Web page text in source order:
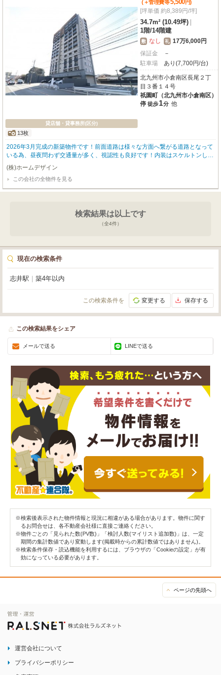
貸店舗・貸事務所(区分)
13枚
(＋管理費等5,500円)
[坪単価 約8,389円/坪]
34.7m² (10.49坪)
1階/14階建
敷 なし 礼 17万6,000円
保証金
－
駐車場
あり(7,700円/台)
北九州市小倉南区長尾２丁
目３番１４号
祇園町（北九州市小倉南区）
停 徒歩1分 他
2026年3月完成の新築物件です！前面道路は様々な方面へ繋がる道路となって
いる為、昼夜問わず交通量が多く、視認性も良好です！内装はスケルトンしよ
うとなっており、自分だけの店舗をイチから作ることができます☆
(株)ホームデザイン
この会社の全物件を見る
検索結果は以上です
（全4件）
現在の検索条件
志井駅 築4年以内
この検索条件を 変更する 保存する
この検索結果をシェア
メールで送る LINEで送る
※検索後表示された物件情報と現況に相違がある場合があります。物件に関す
るお問合せは、各不動産会社様に直接ご連絡ください。
※物件ごとの「見られた数(PV数)」「検討人数(マイリスト追加数)」は、一定
期間の集計数値であり変動します(掲載時からの累計数値ではありません)。
※検索条件保存・読込機能を利用するには、ブラウザの「Cookieの設定」が有
効になっている必要があります。
ページの先頭へ
運営会社について
プライバシーポリシー